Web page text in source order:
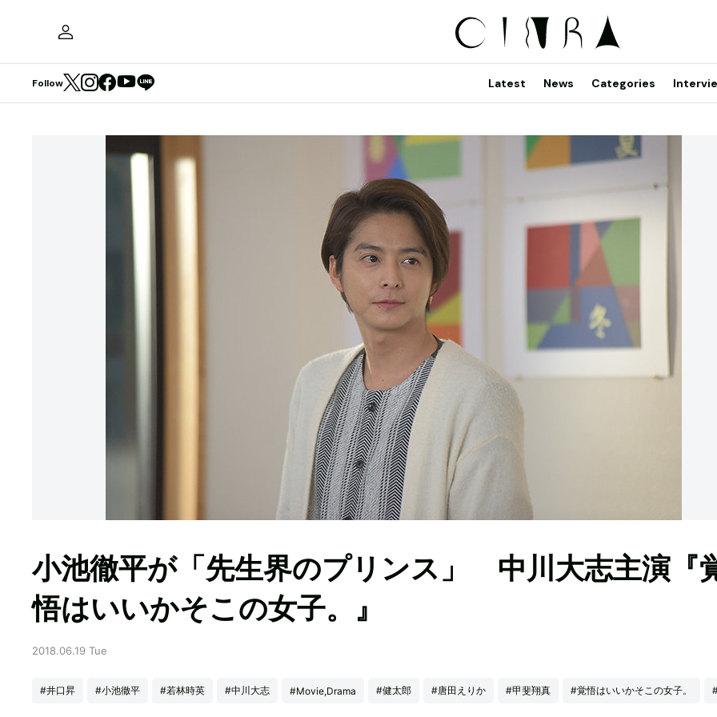
Follow Latest News Categories
小池徹平が「先生界のプリンス」 中川大志主演『
悟はいいかそこの女子。』
2018.06.19 Tue
#井口昇 #小池徹平 #若林時英 #中川大志 #Movie,Drama #健太郎 #唐田えりか #甲斐翔真 #覚悟はいいかそこの女子。